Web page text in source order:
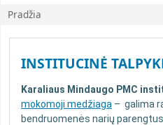
Pradžia
Koha home
INSTITUCINĖ
Karaliaus Mindaugo PMC
mokomoji medžiaga – galima
bendruomenės narių